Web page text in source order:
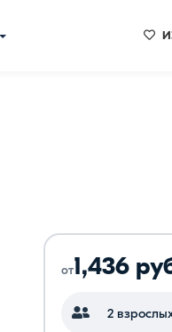
от1,436
2